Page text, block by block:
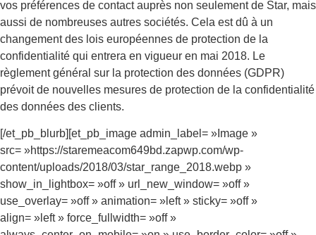
vos préférences de contact auprès non seulement de Star, mais
aussi de nombreuses autres sociétés. Cela est dû à un
changement des lois européennes de protection de la
confidentialité qui entrera en vigueur en mai 2018. Le
règlement général sur la protection des données (GDPR)
prévoit de nouvelles mesures de protection de la confidentialité
des données des clients.
[/et_pb_blurb][et_pb_image admin_label= »Image »
src= »https://staremeacom649bd.zapwp.com/wp-
content/uploads/2018/03/star_range_2018.webp »
show_in_lightbox= »off » url_new_window= »off »
use_overlay= »off » animation= »left » sticky= »off »
align= »left » force_fullwidth= »off »